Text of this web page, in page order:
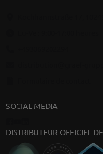
SOCIAL MEDIA
DISTRIBUTEUR OFFICIEL DE